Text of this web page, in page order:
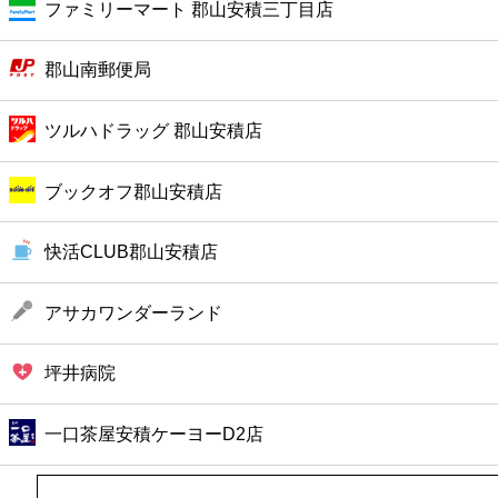
ファーストフード
カフェ
ショッピング
銀行
公共
病院
ホテル
ファミリーマート 郡山安積三丁目店
郡山南郵便局
ツルハドラッグ 郡山安積店
ブックオフ郡山安積店
快活CLUB郡山安積店
アサカワンダーランド
坪井病院
一口茶屋安積ケーヨーD2店